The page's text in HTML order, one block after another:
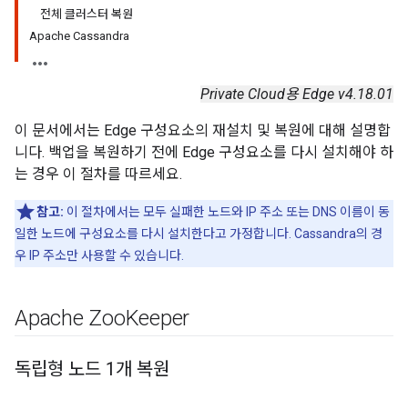
전체 클러스터 복원
Apache Cassandra
Private Cloud용 Edge v4.18.01
이 문서에서는 Edge 구성요소의 재설치 및 복원에 대해 설명합
니다. 백업을 복원하기 전에 Edge 구성요소를 다시 설치해야 하
는 경우 이 절차를 따르세요.
참고: 이 절차에서는 모두 실패한 노드와 IP 주소 또는 DNS 이름이 동
일한 노드에 구성요소를 다시 설치한다고 가정합니다. Cassandra의 경
우 IP 주소만 사용할 수 있습니다.
Apache ZooKeeper
독립형 노드 1개 복원